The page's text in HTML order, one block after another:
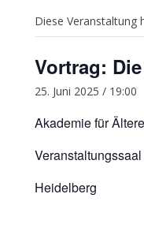
Diese Veranstaltung
Vortrag:
25. Juni 2025 / 19:00
Akademie für
Heidelberg